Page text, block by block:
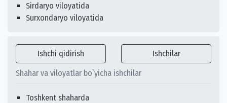
Sirdaryo viloyatida
Surxondaryo viloyatida
Ishchi qidirish Ishchilar
Shahar va viloyatlar bo`yicha ishchilar
Toshkent shaharda